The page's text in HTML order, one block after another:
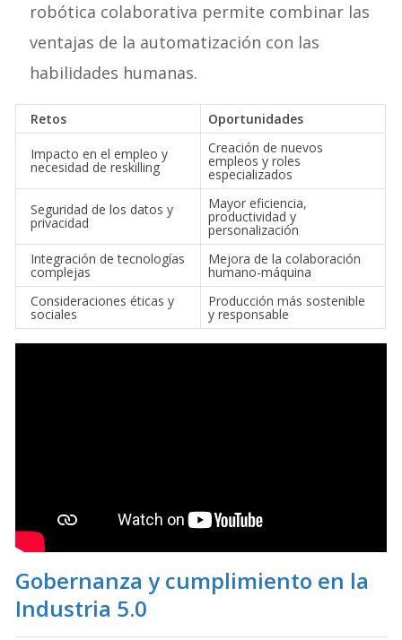
robótica colaborativa permite combinar las
ventajas de la automatización con las
habilidades humanas.
Retos Oportunidades
Impacto en el empleo y
necesidad de reskilling
Creación de nuevos
empleos y roles
especializados
Seguridad de los datos y
privacidad
Mayor eficiencia,
productividad y
personalización
Integración de tecnologías
complejas
Mejora de la colaboración
humano-máquina
Consideraciones éticas y
sociales
Producción más sostenible
y responsable
Gobernanza y cumplimiento en la
Industria 5.0